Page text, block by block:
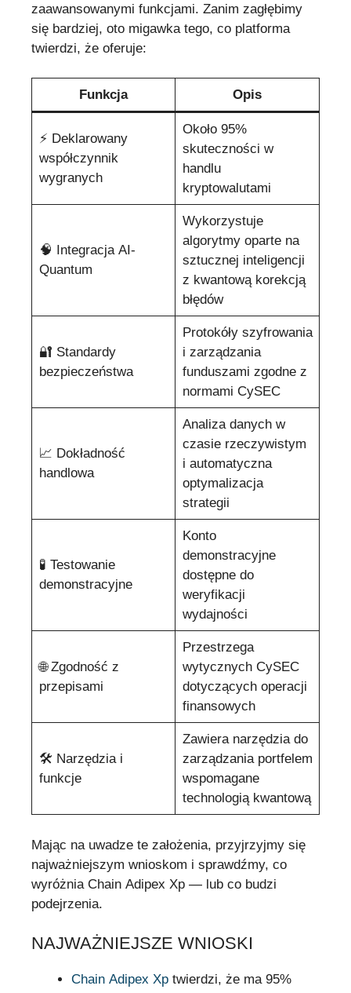
zaawansowanymi funkcjami. Zanim zagłębimy
się bardziej, oto migawka tego, co platforma
twierdzi, że oferuje:
Funkcja Opis
⚡ Deklarowany
współczynnik
wygranych
Około 95%
skuteczności w
handlu
kryptowalutami
🧠 Integracja AI-
Quantum
Wykorzystuje
algorytmy oparte na
sztucznej inteligencji
z kwantową korekcją
błędów
🔐 Standardy
bezpieczeństwa
Protokóły szyfrowania
i zarządzania
funduszami zgodne z
normami CySEC
📈 Dokładność
handlowa
Analiza danych w
czasie rzeczywistym
i automatyczna
optymalizacja
strategii
🧪 Testowanie
demonstracyjne
Konto
demonstracyjne
dostępne do
weryfikacji
wydajności
🌐 Zgodność z
przepisami
Przestrzega
wytycznych CySEC
dotyczących operacji
finansowych
🛠 Narzędzia i
funkcje
Zawiera narzędzia do
zarządzania portfelem
wspomagane
technologią kwantową
Mając na uwadze te założenia, przyjrzyjmy się
najważniejszym wnioskom i sprawdźmy, co
wyróżnia Chain Adipex Xp — lub co budzi
podejrzenia.
NAJWAŻNIEJSZE WNIOSKI
Chain Adipex Xp twierdzi, że ma 95%